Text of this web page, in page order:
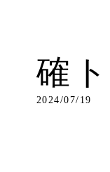
確
2024/07/19